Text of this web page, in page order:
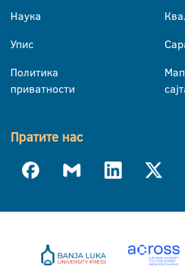
Наука
Упис
Политика
приватности
Пратите нас